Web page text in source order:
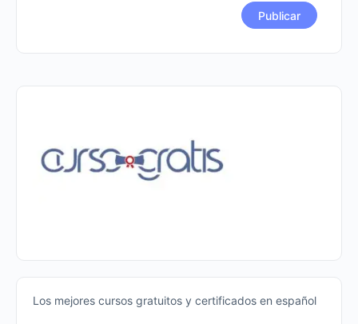
Los mejores cursos gratuitos y certificados en español